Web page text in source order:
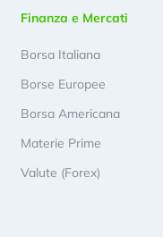
Finanza e Mercati
Borsa Italiana
Borse Europee
Borsa Americana
Materie Prime
Valute (Forex)